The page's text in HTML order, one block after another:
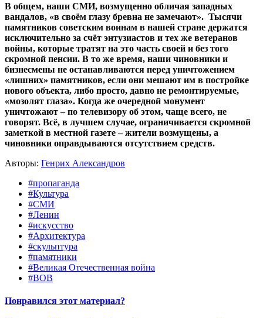
В общем, наши СМИ, возмущенно обличая западных
вандалов, «в своём глазу бревна не замечают». Тысячи
памятников советским воинам в нашей стране держатся
исключительно за счёт энтузиастов и тех же ветеранов
войны, которые тратят на это часть своей и без того
скромной пенсии. В то же время, наши чиновники и
бизнесмены не останавливаются перед уничтожением
«лишних» памятников, если они мешают им в постройке
нового объекта, либо просто, давно не ремонтируемые,
«мозолят глаза». Когда же очередной монумент
уничтожают – по телевизору об этом, чаще всего, не
говорят. Всё, в лучшем случае, ограничивается скромной
заметкой в местной газете – жители возмущены, а
чиновники оправдываются отсутствием средств.
Авторы: Генрих Александров
#пропаганда
#Культура
#СМИ
#Ленин
#искусство
#Архитектура
#скульптура
#памятники
#Великая Отечественная война
#ВОВ
Понравился этот материал?